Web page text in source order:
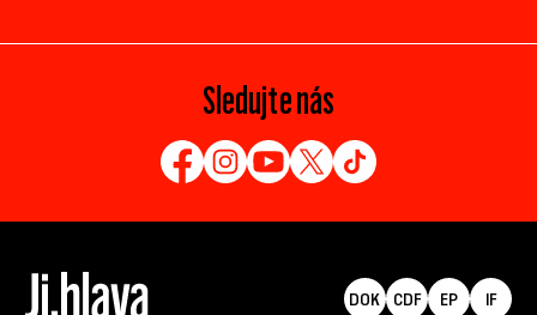
Sledujte nás
DOK CDF EP IF